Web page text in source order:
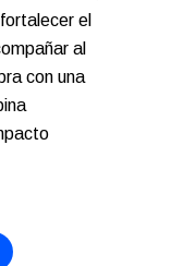
el
al
con una